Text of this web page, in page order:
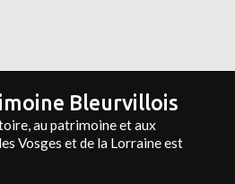
Bleurvillois
au patrimoine et aux
Vosges et de la Lorraine est